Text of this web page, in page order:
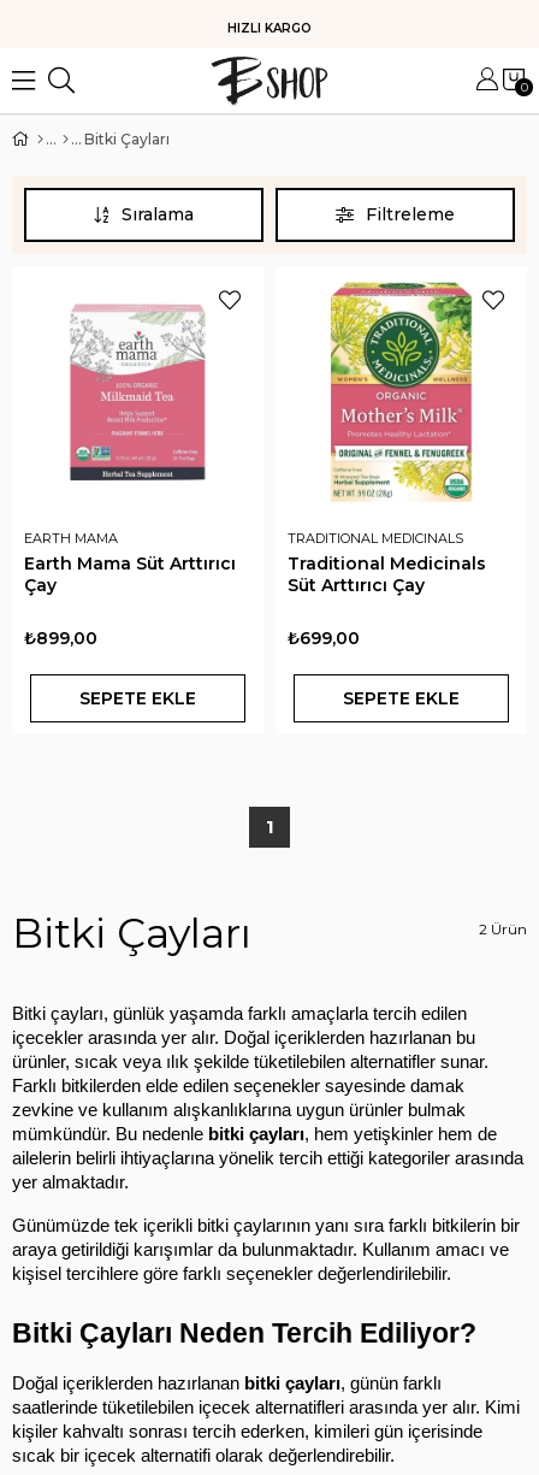
HIZLI KARGO
0
Bitki Çayları
Filtreleme
Sıralama
EARTH MAMA
Earth Mama Süt Arttırıcı
Çay
₺899,00
SEPETE EKLE
TRADITIONAL MEDICINALS
Traditional Medicinals
Süt Arttırıcı Çay
₺699,00
SEPETE EKLE
1
Bitki Çayları 2 Ürün
Bitki çayları, günlük yaşamda farklı amaçlarla tercih edilen
içecekler arasında yer alır. Doğal içeriklerden hazırlanan bu
ürünler, sıcak veya ılık şekilde tüketilebilen alternatifler sunar.
Farklı bitkilerden elde edilen seçenekler sayesinde damak
zevkine ve kullanım alışkanlıklarına uygun ürünler bulmak
mümkündür. Bu nedenle bitki çayları, hem yetişkinler hem de
ailelerin belirli ihtiyaçlarına yönelik tercih ettiği kategoriler arasında
yer almaktadır.
Günümüzde tek içerikli bitki çaylarının yanı sıra farklı bitkilerin bir
araya getirildiği karışımlar da bulunmaktadır. Kullanım amacı ve
kişisel tercihlere göre farklı seçenekler değerlendirilebilir.
Bitki Çayları Neden Tercih Ediliyor?
Doğal içeriklerden hazırlanan bitki çayları, günün farklı
saatlerinde tüketilebilen içecek alternatifleri arasında yer alır. Kimi
kişiler kahvaltı sonrası tercih ederken, kimileri gün içerisinde
sıcak bir içecek alternatifi olarak değerlendirebilir.